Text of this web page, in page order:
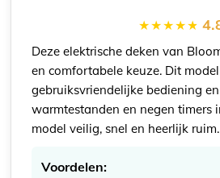
Deze elektrische deken van
en comfortabele keuze. Dit
gebruiksvriendelijke bediening
warmtestanden en negen timers
model veilig, snel en heerlijk ruim.
Voordelen: